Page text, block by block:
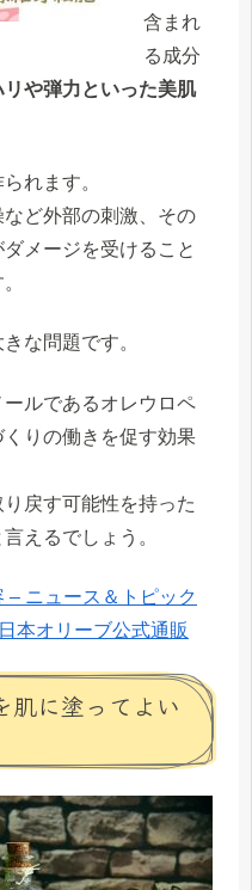
含まれ
る成分
リや弾力といった美肌
れます。
ど外部の刺激、その
メージを受けること
な問題です。
ルであるオレウロペ
りの働きを促す効果
戻す可能性を持った
えるでしょう。
– ニュース＆トピック
本オリーブ公式通販
肌に塗ってよい